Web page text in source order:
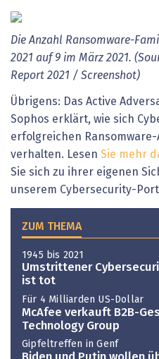
Die Anzahl Ransomware-
2021 auf 9 im März 2021.
Report 2021 / Screenshot)
Übrigens: Das Active
Sophos erklärt, wie sich
erfolgreichen
verhalten. Lesen Sie mehr
Sie sich zu ihrer eigenen
unserem Cybersecurity-
ZUM THEMA
1945 bis 2021
Umstrittener
ist tot
Für 4 Milliarden US-Dollar
McAfee verkauft B2B-
Technology Group
Gipfeltreffen in Genf